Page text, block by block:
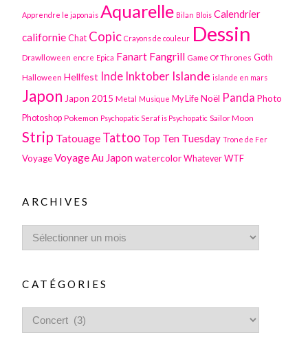
Apprendre le japonais Aquarelle Bilan Blois Calendrier
californie Chat Copic Crayons de couleur Dessin
Drawlloween encre Epica Fanart Fangrill Game Of Thrones Goth
Halloween Hellfest Inde Inktober Islande islande en mars
Japon Japon 2015 Metal Musique My Life Noël Panda Photo
Photoshop Pokemon Psychopatic Seraf is Psychopatic Sailor Moon
Strip Tatouage Tattoo Top Ten Tuesday Trone de Fer
Voyage Voyage Au Japon watercolor Whatever WTF
ARCHIVES
CATÉGORIES